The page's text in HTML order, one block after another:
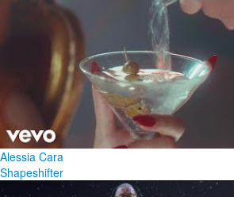
Alessia Cara
Shapeshifter